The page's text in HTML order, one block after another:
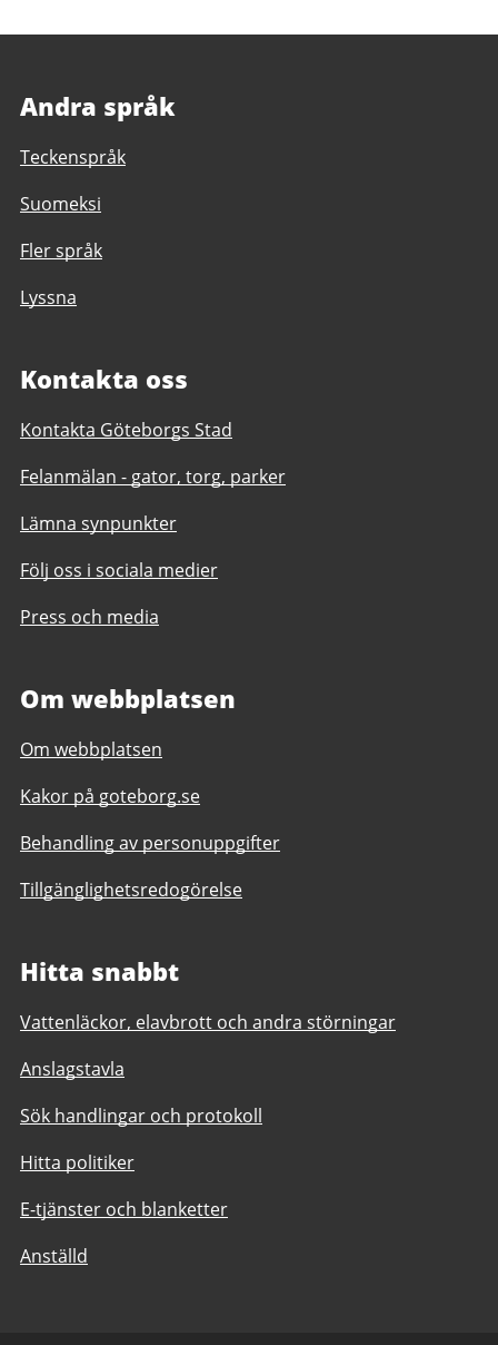
Andra språk
Teckenspråk
Suomeksi
Fler språk
Lyssna
Kontakta oss
Kontakta Göteborgs Stad
Felanmälan - gator, torg, parker
Lämna synpunkter
Följ oss i sociala medier
Press och media
Om webbplatsen
Om webbplatsen
Kakor på goteborg.se
Behandling av personuppgifter
Tillgänglighetsredogörelse
Hitta snabbt
Vattenläckor, elavbrott och andra störningar
Anslagstavla
Sök handlingar och protokoll
Hitta politiker
E-tjänster och blanketter
Anställd